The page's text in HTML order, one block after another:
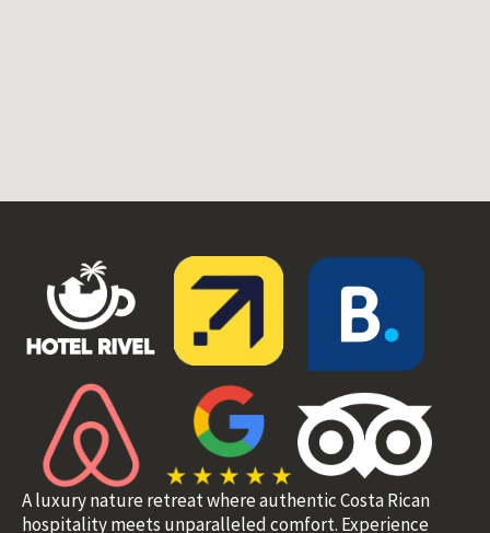
A luxury nature retreat where authentic Costa Rican
hospitality meets unparalleled comfort. Experience